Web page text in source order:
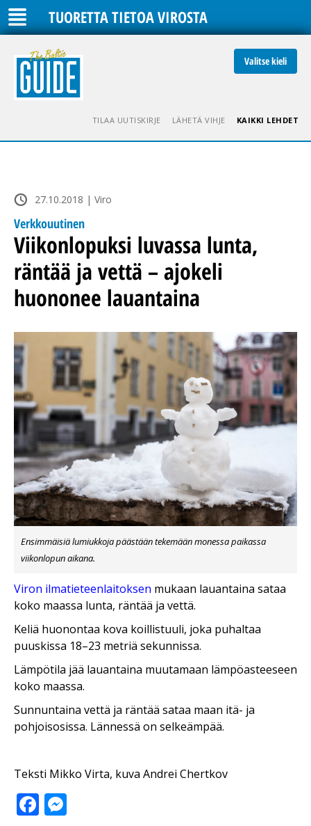
TUORETTA TIETOA VIROSTA
Valitse kieli
TILAA UUTISKIRJE LÄHETÄ VIHJE KAIKKI LEHDET
27.10.2018 | Viro
Verkkouutinen
Viikonlopuksi luvassa lunta,
räntää ja vettä – ajokeli
huononee lauantaina
Ensimmäisiä lumiukkoja päästään tekemään monessa paikassa
viikonlopun aikana.
Viron ilmatieteenlaitoksen mukaan lauantaina sataa
koko maassa lunta, räntää ja vettä.
Keliä huonontaa kova koillistuuli, joka puhaltaa
puuskissa 18–23 metriä sekunnissa.
Lämpötila jää lauantaina muutamaan lämpöasteeseen
koko maassa.
Sunnuntaina vettä ja räntää sataa maan itä- ja
pohjoisosissa. Lännessä on selkeämpää.
Teksti Mikko Virta, kuva Andrei Chertkov
Facebook